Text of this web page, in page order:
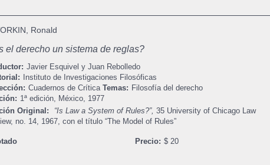
Ronald
el derecho un sistema de reglas?
Javier Esquivel y Juan Rebolledo
Instituto de Investigaciones Filosóficas
Cuadernos de Crítica Temas: Filosofía del derecho
1ª edición, México, 1977
Original:
“Is Law a System of Rules?”, 35 University of Chicago Law
no. 14, 1967, con el título “The Model of Rules”
Precio: $ 20